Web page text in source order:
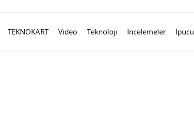
TEKNOKART Video Teknoloji İncelemeler İpucu